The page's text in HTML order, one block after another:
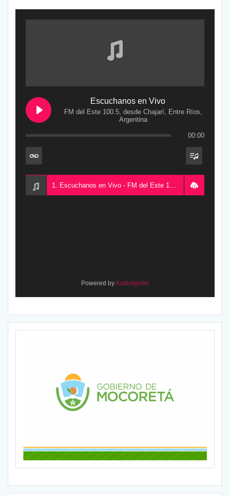
Escuchanos en Vivo
FM del Este 100.5, desde Chajarí, Entre Ríos,
Argentina
00:00
1. Escuchanos en Vivo - FM del Este 100.5, desde Chajarí, Entre Ríos, Argentina
Powered byAudioIgniter